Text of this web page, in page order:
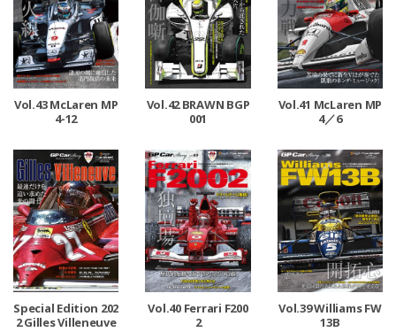
Vol.43 McLaren MP
4-12
Vol.42 BRAWN BGP
001
Vol.41 McLaren MP
4／6
Special Edition 202
2 Gilles Villeneuve
Vol.40 Ferrari F200
2
Vol.39 Williams FW
13B